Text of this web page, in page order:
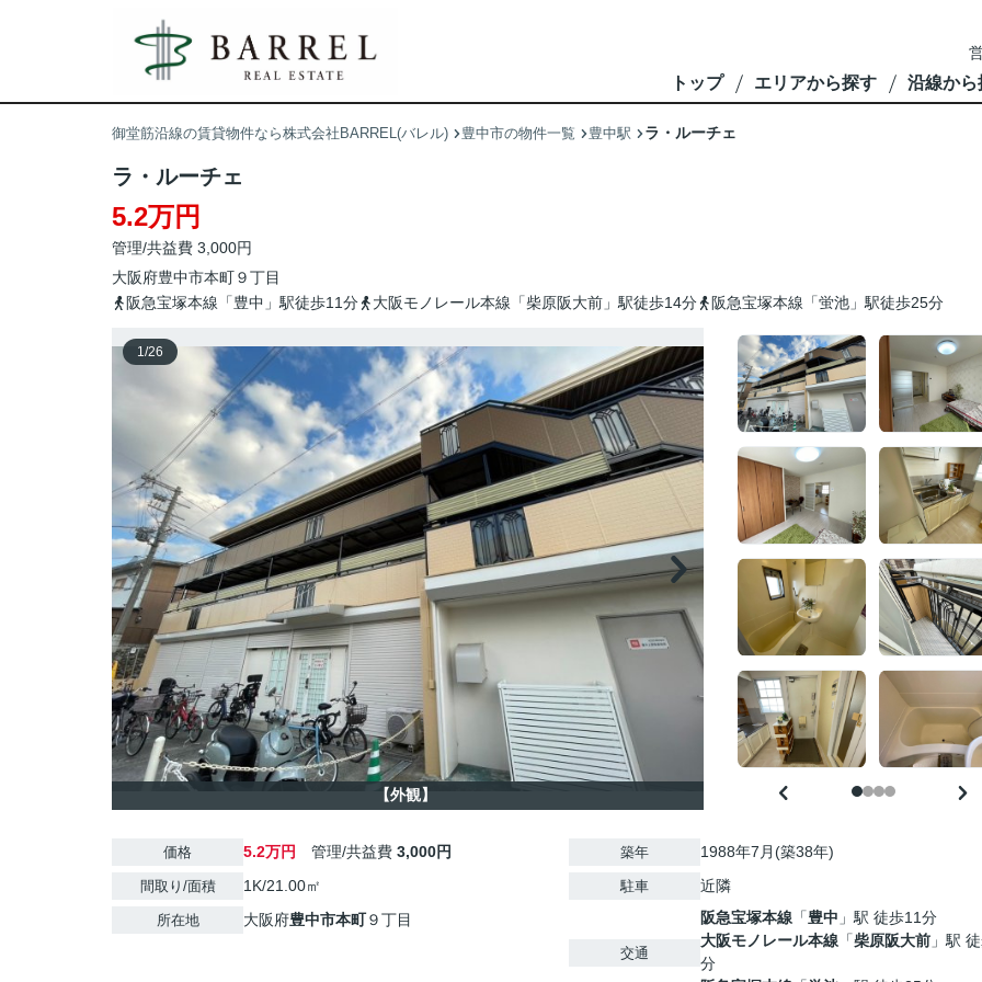
トップ エリアから探す 沿線から
御堂筋沿線の賃貸物件なら株式会社BARREL(バレル) 豊中市の物件一覧 豊中駅 ラ・ルーチェ
ラ・ルーチェ
5.2万円
管理/共益費 3,000円
大阪府豊中市本町９丁目
阪急宝塚本線「豊中」駅徒歩11分
大阪モノレール本線「柴原阪大前」駅徒歩14分 阪急宝塚本線「蛍池」駅徒歩25分
1/26
【外観】
価格 5.2万円 管理/共益費 3,000円
間取り/面積 1K/21.00㎡
所在地 大阪府豊中市本町９丁目
築年 1988年7月(築38年)
駐車 近隣
交通
阪急宝塚本線 「豊中 」駅 徒歩11分
大阪モノレール本線 「柴原阪大前 」駅
分